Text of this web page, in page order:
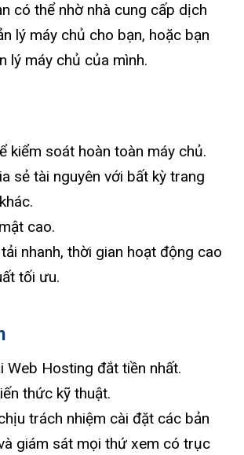
có thể nhờ nhà cung cấp dịch
lý máy chủ cho bạn, hoặc bạn
lý máy chủ của mình.
kiểm soát hoàn toàn máy chủ.
sẻ tài nguyên với bất kỳ trang
cao.
nhanh, thời gian hoạt động cao
tối ưu.
Web Hosting đắt tiền nhất.
​​thức kỹ thuật.
trách nhiệm cài đặt các bản
giám sát mọi thứ xem có trục